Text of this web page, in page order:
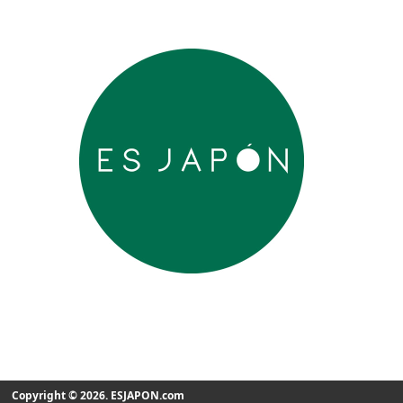
Copyright © 2026. ESJAPON.com